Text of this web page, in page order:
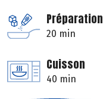
Préparation
20 min
Cuisson
40 min